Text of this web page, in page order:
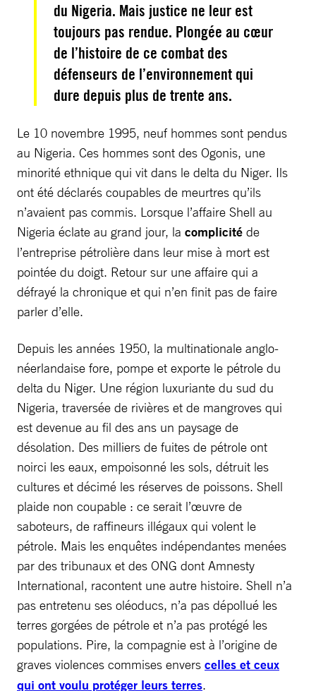
du Nigeria. Mais justice ne leur est
toujours pas rendue. Plongée au cœur
de l’histoire de ce combat des
défenseurs de l’environnement qui
dure depuis plus de trente ans.
Le 10 novembre 1995, neuf hommes sont pendus
au Nigeria. Ces hommes sont des Ogonis, une
minorité ethnique qui vit dans le delta du Niger. Ils
ont été déclarés coupables de meurtres qu’ils
n’avaient pas commis. Lorsque l’affaire Shell au
Nigeria éclate au grand jour, la complicité de
l’entreprise pétrolière dans leur mise à mort est
pointée du doigt. Retour sur une affaire qui a
défrayé la chronique et qui n’en finit pas de faire
parler d’elle.
Depuis les années 1950, la multinationale anglo-
néerlandaise fore, pompe et exporte le pétrole du
delta du Niger. Une région luxuriante du sud du
Nigeria, traversée de rivières et de mangroves qui
est devenue au fil des ans un paysage de
désolation. Des milliers de fuites de pétrole ont
noirci les eaux, empoisonné les sols, détruit les
cultures et décimé les réserves de poissons. Shell
plaide non coupable : ce serait l’œuvre de
saboteurs, de raffineurs illégaux qui volent le
pétrole. Mais les enquêtes indépendantes menées
par des tribunaux et des ONG dont Amnesty
International, racontent une autre histoire. Shell n’a
pas entretenu ses oléoducs, n’a pas dépollué les
terres gorgées de pétrole et n’a pas protégé les
populations. Pire, la compagnie est à l’origine de
graves violences commises envers celles et ceux
qui ont voulu protéger leurs terres.